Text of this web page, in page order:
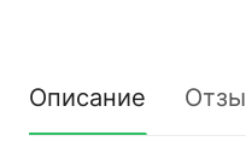
Описание